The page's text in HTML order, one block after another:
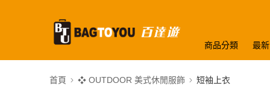
商品分類 最
首頁 ❖ OUTDOOR 美式休閒服飾 短袖上衣